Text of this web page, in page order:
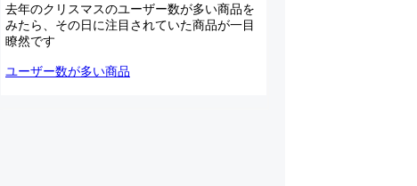
去年のクリスマスのユーザー数が多い商品を
みたら、その日に注目されていた商品が一目
瞭然です
ユーザー数が多い商品